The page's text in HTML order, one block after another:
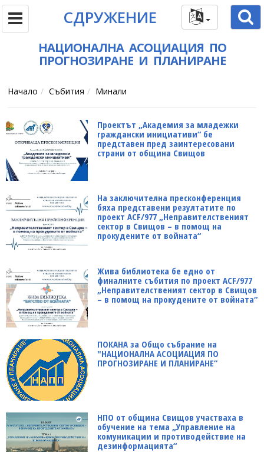
СДРУЖЕНИЕ
НАЦИОНАЛНА АСОЦИАЦИЯ ПО
ПРОГНОЗИРАНЕ И ПЛАНИРАНЕ
Начало Събития Минали
Проектът „Академия за младежки
граждански инициативи“ бе
представен пред заинтересовани
страни от община Свищов
На заключителна пресконференция
бяха представени резултатите по
проект ACF/977 „Неправителственият
сектор в Свищов – в помощ на
прокудените от войната“
Жива библиотека бе едно от
финалните събития по проект ACF/977
„Неправителственият сектор в Свищов
– в помощ на прокудените от войната“
ПОКАНА за Общо събрание на
"НАЦИОНАЛНА АСОЦИАЦИЯ ПО
ПРОГНОЗИРАНЕ И ПЛАНИРАНЕ”
НПО от община Свищов участваха в
обучение на тема „Управление на
комуникации и противодействие на
дезинформацията“